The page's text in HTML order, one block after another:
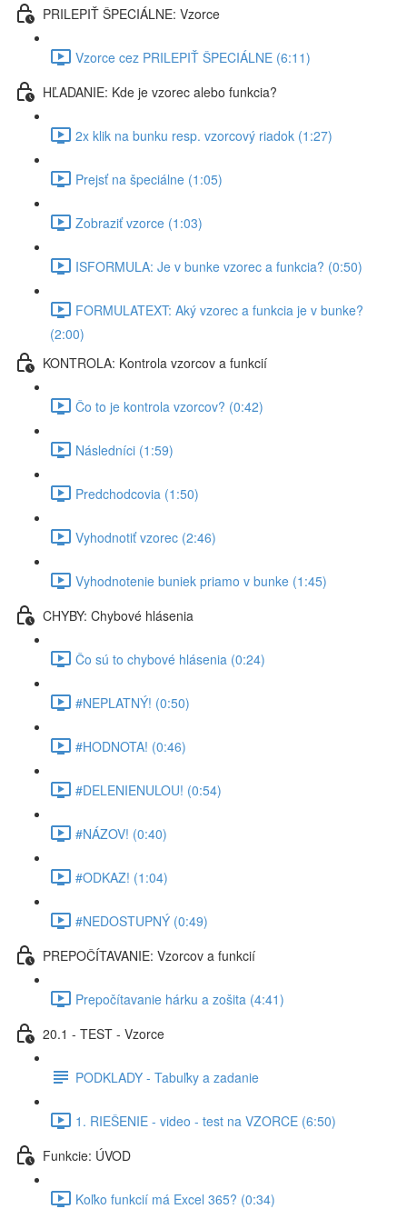
PRILEPIŤ ŠPECIÁLNE: Vzorce
Vzorce cez PRILEPIŤ ŠPECIÁLNE (6:11)
HĽADANIE: Kde je vzorec alebo funkcia?
2x klik na bunku resp. vzorcový riadok (1:27)
Prejsť na špeciálne (1:05)
Zobraziť vzorce (1:03)
ISFORMULA: Je v bunke vzorec a funkcia? (0:50)
FORMULATEXT: Aký vzorec a funkcia je v bunke?
(2:00)
KONTROLA: Kontrola vzorcov a funkcií
Čo to je kontrola vzorcov? (0:42)
Následníci (1:59)
Predchodcovia (1:50)
Vyhodnotiť vzorec (2:46)
Vyhodnotenie buniek priamo v bunke (1:45)
CHYBY: Chybové hlásenia
Čo sú to chybové hlásenia (0:24)
#NEPLATNÝ! (0:50)
#HODNOTA! (0:46)
#DELENIENULOU! (0:54)
#NÁZOV! (0:40)
#ODKAZ! (1:04)
#NEDOSTUPNÝ (0:49)
PREPOČÍTAVANIE: Vzorcov a funkcií
Prepočítavanie hárku a zošita (4:41)
20.1 - TEST - Vzorce
PODKLADY - Tabuľky a zadanie
1. RIEŠENIE - video - test na VZORCE (6:50)
Funkcie: ÚVOD
Koľko funkcií má Excel 365? (0:34)